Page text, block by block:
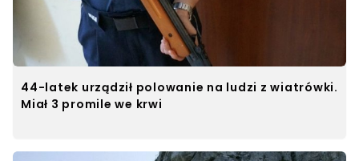
44-latek urządził polowanie na ludzi z wiatrówki.
Miał 3 promile we krwi